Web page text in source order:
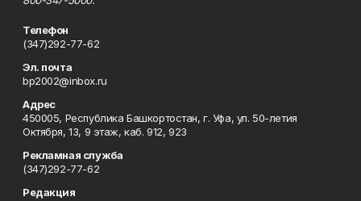
Телефон
(347)292-77-62
Эл. почта
bp2002@inbox.ru
Адрес
450005, Республика Башкортостан, г. Уфа, ул. 50-летия
Октября, 13, 9 этаж, каб. 912, 923
Рекламная служба
(347)292-77-62
Редакция